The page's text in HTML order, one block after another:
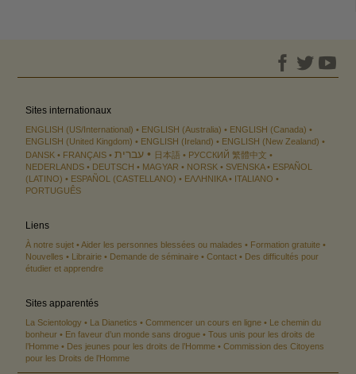
Sites internationaux
ENGLISH (US/International) ENGLISH (Australia)
ENGLISH (Canada)
ENGLISH (United Kingdom)
ENGLISH (Ireland)
ENGLISH (New Zealand)
DANSK
FRANÇAIS עברית 日本語 РУССКИЙ 繁體中文
NEDERLANDS
DEUTSCH MAGYAR NORSK SVENSKA
ESPAÑOL
(LATINO)
ESPAÑOL (CASTELLANO) ΕΛΛΗΝΙΚA
ITALIANO
PORTUGUÊS
Liens
À notre sujet Aider les personnes blessées ou malades
Formation gratuite
Nouvelles
Librairie Demande de séminaire Contact
Des difficultés pour
étudier et apprendre
Sites apparentés
La Scientology La Dianetics Commencer un cours en ligne
Le chemin du
bonheur
En faveur d’un monde sans drogue
Tous unis pour les droits de
l’Homme
Des jeunes pour les droits de l’Homme
Commission des Citoyens
pour les Droits de l’Homme